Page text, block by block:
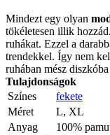
Mindezt egy olyan
tökéletesen illik
ruhákat. Ezzel a
trendekkel. Így nem
ruhában mész
Tulajdonságok
Színes
fekete
Méret
L, XL
Anyag
100%